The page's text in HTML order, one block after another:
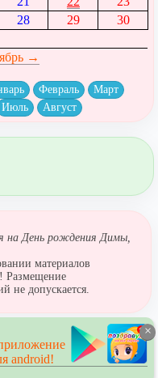
28 29
30
→
Февраль
Март
Июль Август
на День рождения Димы,
материалов
Размещение
не допускается.
×
android!